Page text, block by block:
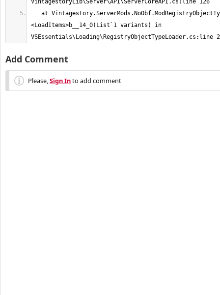
<LoadItems>b__14_0(List`1 variants) in
VSEssentials\Loading\RegistryObjectTypeLoader.cs:line
Add Comment
Please,Sign Into add comment